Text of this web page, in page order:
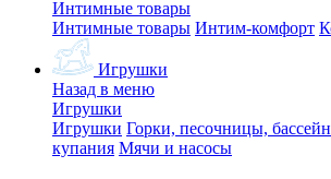
Интимные товары
Интимные товары Интим-комфорт
Игрушки
Назад в меню
Игрушки
Игрушки Горки, песочницы,
купания Мячи и насосы